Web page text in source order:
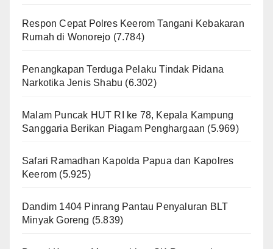
Respon Cepat Polres Keerom Tangani Kebakaran
Rumah di Wonorejo (7.784)
Penangkapan Terduga Pelaku Tindak Pidana
Narkotika Jenis Shabu (6.302)
Malam Puncak HUT RI ke 78, Kepala Kampung
Sanggaria Berikan Piagam Penghargaan (5.969)
Safari Ramadhan Kapolda Papua dan Kapolres
Keerom (5.925)
Dandim 1404 Pinrang Pantau Penyaluran BLT
Minyak Goreng (5.839)